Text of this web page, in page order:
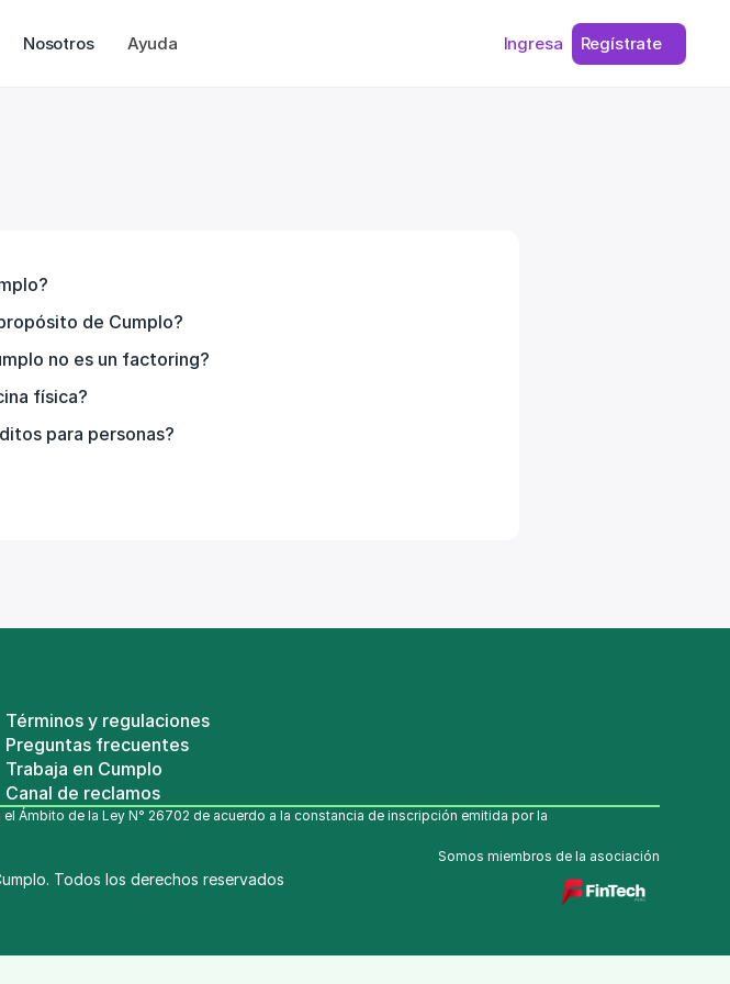
Nosotros Ayuda Ingresa Regístrate
de Cumplo?
no es un factoring?
física?
para personas?
Términos y regulaciones
Preguntas frecuentes
Trabaja en Cumplo
Canal de reclamos
Todos los derechos reservados
Somos miembros de la asociación
Ámbito de la Ley N° 26702 de acuerdo a la constancia de inscripción emitida por la